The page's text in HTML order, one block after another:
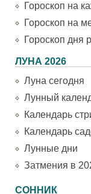
Гороскоп на
Гороскоп на
Гороскоп дня
ЛУНА 2026
Луна сегодня
Лунный
Календарь
Календарь
Лунные дни
Затмения в
СОННИК